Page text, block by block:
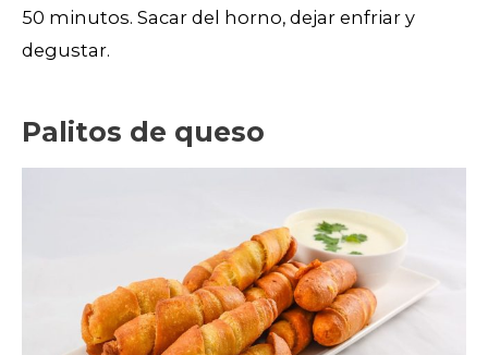
50 minutos. Sacar del horno, dejar enfriar y
degustar.
Palitos de queso